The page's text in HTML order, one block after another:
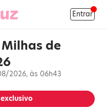
Entrar
Milhas de
2026, às 06h43